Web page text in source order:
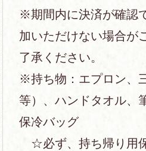
※期間内に決済が確認
加いただけない場合が
了承ください。
※持ち物：エプロン、
等）、ハンドタオル、
保冷バッグ
☆必ず、持ち帰り用